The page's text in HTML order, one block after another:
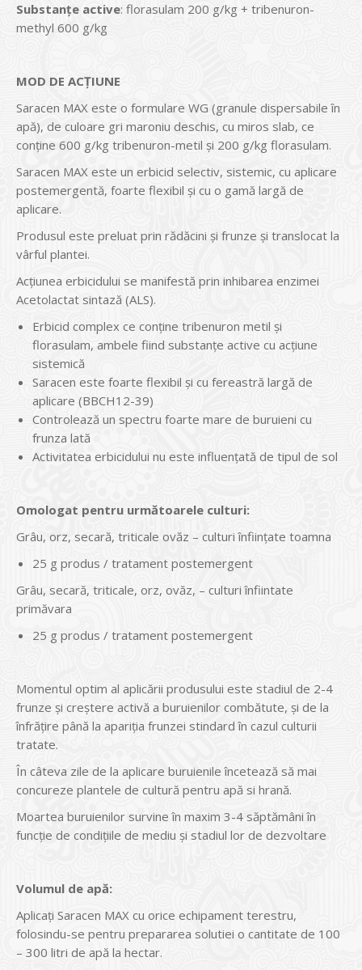
Substanțe active: florasulam 200 g/kg + tribenuron-
methyl 600 g/kg
MOD DE ACȚIUNE
Saracen MAX este o formulare WG (granule dispersabile în
apă), de culoare gri maroniu deschis, cu miros slab, ce
conține 600 g/kg tribenuron-metil și 200 g/kg florasulam.
Saracen MAX este un erbicid selectiv, sistemic, cu aplicare
postemergentă, foarte flexibil și cu o gamă largă de
aplicare.
Produsul este preluat prin rădăcini și frunze și translocat la
vârful plantei.
Acțiunea erbicidului se manifestă prin inhibarea enzimei
Acetolactat sintază (ALS).
Erbicid complex ce conține tribenuron metil și
florasulam, ambele fiind substanțe active cu acțiune
sistemică
Saracen este foarte flexibil și cu fereastră largă de
aplicare (BBCH12-39)
Controlează un spectru foarte mare de buruieni cu
frunza lată
Activitatea erbicidului nu este influențată de tipul de sol
Omologat pentru următoarele culturi:
Grâu, orz, secară, triticale ovăz – culturi înființate toamna
25 g produs / tratament postemergent
Grâu, secară, triticale, orz, ovăz, – culturi înfiintate
primăvara
25 g produs / tratament postemergent
Momentul optim al aplicării produsului este stadiul de 2-4
frunze și creștere activă a buruienilor combătute, și de la
înfrățire până la apariția frunzei stindard în cazul culturii
tratate.
În câteva zile de la aplicare buruienile încetează să mai
concureze plantele de cultură pentru apă si hrană.
Moartea buruienilor survine în maxim 3-4 săptămâni în
funcție de condițiile de mediu și stadiul lor de dezvoltare
Volumul de apă:
Aplicați Saracen MAX cu orice echipament terestru,
folosindu-se pentru prepararea solutiei o cantitate de 100
– 300 litri de apă la hectar.